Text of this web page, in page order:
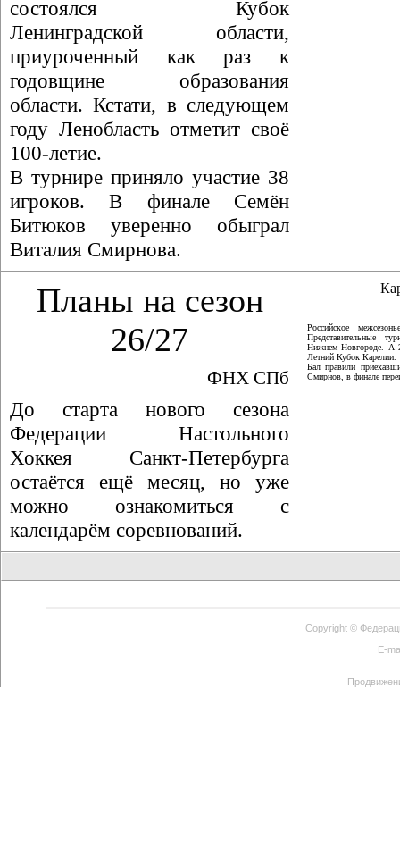
состоялся Кубок
Ленинградской области,
приуроченный как раз к
годовщине образования
области. Кстати, в следующем
году Ленобласть отметит своё
100-летие.
В турнире приняло участие 38
игроков. В финале Семён
Битюков уверенно обыграл
Виталия Смирнова.
Планы на сезон
26/27
ФНХ СПб
До старта нового сезона
Федерации Настольного
Хоккея Санкт-Петербурга
остаётся ещё месяц, но уже
можно ознакомиться с
календарём соревнований.
Российское
Представительные
Нижнем Новгороде. А
Летний Кубок Карелии.
Бал правили
Смирнов, в финале
Copyright ©
E-